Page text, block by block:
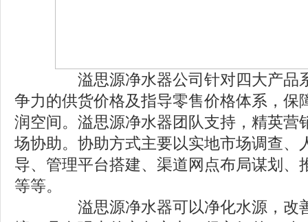
溢思源净水器公司针对四大产品系
争力的供货价格及指导零售价格体系，保
润空间。溢思源净水器团队支持，精英营
场协助。协助方式主要以实地市场调查、
导、管理平台搭建、渠道网点布局谋划、
等等。
溢思源净水器可以净化水源，改善